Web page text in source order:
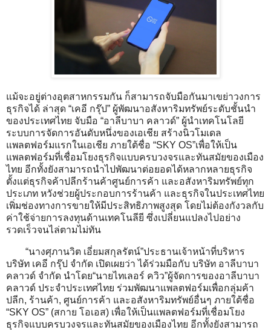
แม้จะอยู่ต่างอุตสาหกรรมกัน ก็สามารถจับมือกันมาเขย่าวงการ
ธุรกิจได้ ล่าสุด “เคอี กรุ๊ป” ผู้พัฒนาอสังหาริมทรัพย์ระดับชั้นนำ
ของประเทศไทย จับมือ “อาลีบาบา คลาวด์” ผู้นำเทคโนโลยี
ระบบการจัดการอันดับหนึ่งของเอเชีย สร้างนิวโมเดล
แพลตฟอร์มแรกในเอเชีย ภายใต้ชื่อ “SKY OS”เพื่อให้เป็น
แพลตฟอร์มที่เชื่อมโยงธุรกิจแบบครบวงจรและทันสมัยของเมือง
ไทย อีกทั้งยังสามารถนำไปพัฒนาต่อยอดได้หลากหลายธุรกิจ
ตั้งแต่ธุรกิจค้าปลีกร้านค้าศูนย์การค้า และอสังหาริมทรัพย์ทุก
ประเภท หวังช่วยผู้ประกอบการร้านค้า และธุรกิจในประเทศไทย
เพิ่มช่องทางการขายให้มีประสิทธิภาพสูงสุด โดยไม่ต้องกังวลกับ
ค่าใช้จ่ายการลงทุนด้านเทคโนลียี ซึ่งเปลี่ยนแปลงไปอย่าง
รวดเร็วจนไล่ตามไม่ทัน
“นางศุภานวิต เอี่ยมสกุลรัตน์”ประธานเจ้าหน้าที่บริหาร
บริษัท เคอี กรุ๊ป จำกัด เปิดเผยว่า ได้ร่วมมือกับ บริษัท อาลีบาบา
คลาวด์ จำกัด นำโดย“นายไทเลอร์ ควิว”ผู้จัดการของอาลีบาบา
คลาวด์ ประจำประเทศไทย ร่วมพัฒนาแพลตฟอร์มเพื่อกลุ่มค้า
ปลีก, ร้านค้า, ศูนย์การค้า และอสังหาริมทรัพย์อื่นๆ ภายใต้ชื่อ
“SKY OS” (สกาย โอเอส) เพื่อให้เป็นแพลตฟอร์มที่เชื่อมโยง
ธุรกิจแบบครบวงจรและทันสมัยของเมืองไทย อีกทั้งยังสามารถ